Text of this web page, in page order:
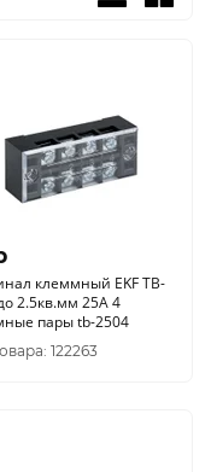
клеммный EKF TB-
2.5кв.мм 25А 4
пары tb-2504
122263